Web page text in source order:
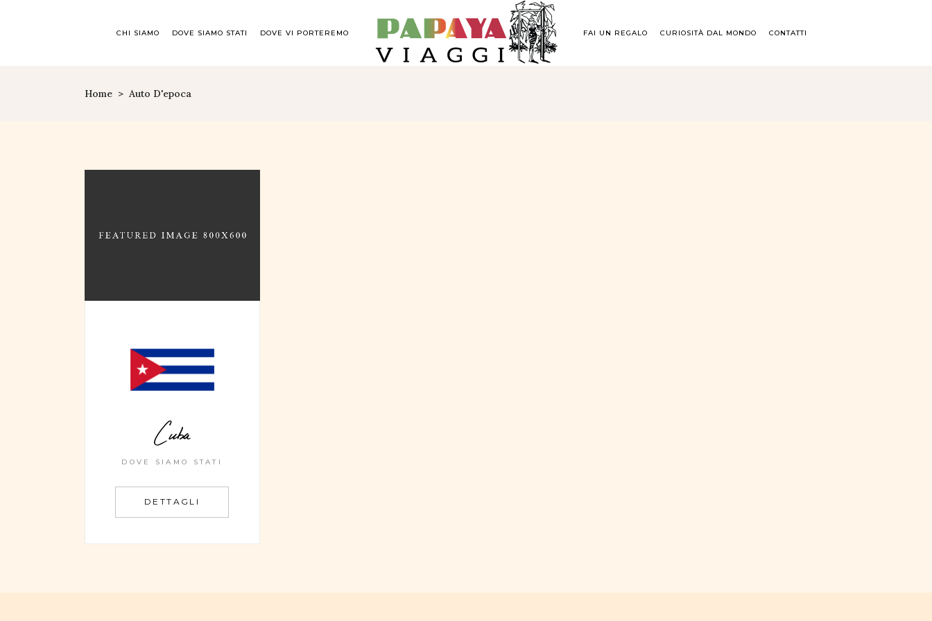
CHI SIAMO DOVE SIAMO STATI DOVE VI PORTEREMO FAI UN REGALO CURIOSITÀ DAL MONDO CONTATTI
Home > Auto D'epoca
Cuba
DOVE SIAMO STATI
DETTAGLI